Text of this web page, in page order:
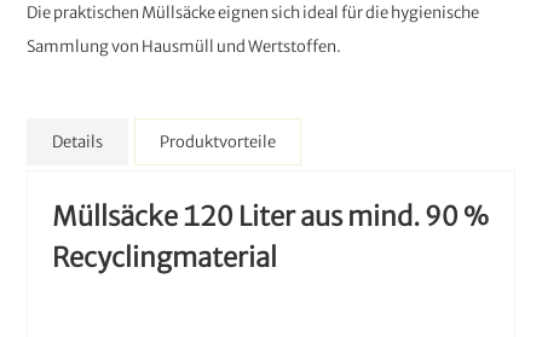
Die praktischen Müllsäcke eignen sich ideal für die hygienische
Sammlung von Hausmüll und Wertstoffen.
Details
Müllsäcke 120 Liter aus mind. 90 %
Recyclingmaterial
Produktvorteile